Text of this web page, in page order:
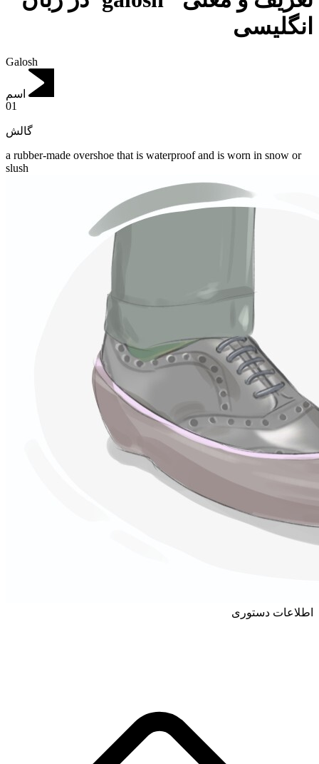
انگلیسی
Galosh
اسم
01
گالش
a rubber-made overshoe that is waterproof and is worn in snow or
slush
اطلاعات دستوری